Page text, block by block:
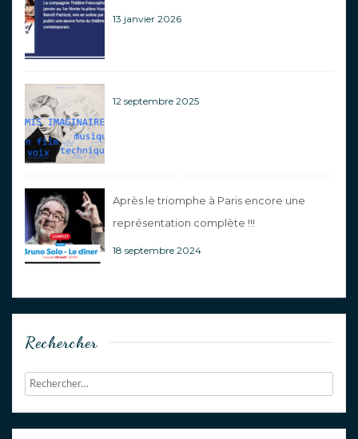
13 janvier 2026
12 septembre 2025
Après le triomphe à Paris encore une
représentation complète !!!
18 septembre 2024
Rechercher